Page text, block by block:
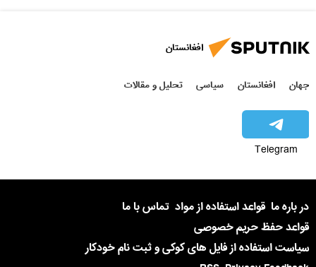
افغانستان
جهان افغانستان سیاسی تحلیل و مقالات
Telegram
در باره ما قواعد استفاده از مواد تماس با ما
قواعد حفظ حریم خصوصی
سیاست استفاده از فایل های کوکی و ثبت نام خودکار